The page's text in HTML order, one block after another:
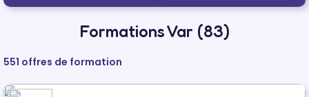
Formations Var (83)
551 offres de formation